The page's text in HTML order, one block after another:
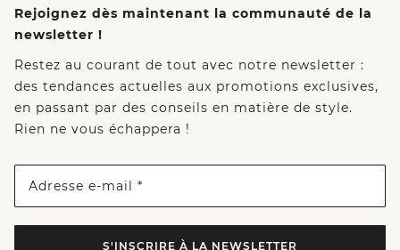
Rejoignez dès maintenant la communauté de la
newsletter !
Restez au courant de tout avec notre newsletter :
des tendances actuelles aux promotions exclusives,
en passant par des conseils en matière de style.
Rien ne vous échappera !
Adresse e-mail *
S'INSCRIRE À LA NEWSLETTER